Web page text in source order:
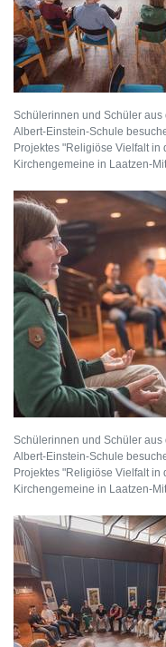
Schülerinnen und Schüler aus
Albert-Einstein-Schule
Projektes "Religiöse Vielfalt in
Kirchengemeine in Laatzen-
Schülerinnen und Schüler aus
Albert-Einstein-Schule
Projektes "Religiöse Vielfalt in
Kirchengemeine in Laatzen-